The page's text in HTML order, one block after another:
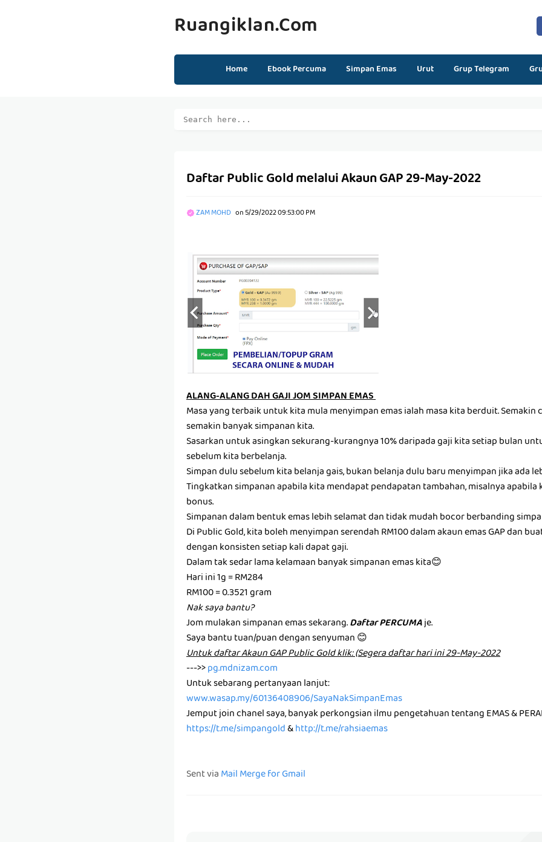
Ruangiklan.com
Home Ebook Percuma Simpan Emas Urut Grup Telegram
Daftar Public Gold melalui Akaun GAP 29-May-2022
ZAM MOHD on5/29/2022 09:53:00 PM
ALANG-ALANG DAH GAJI JOM SIMPAN EMAS
Masa yang terbaik untuk kita mula menyimpan emas ialah masa kita berduit. Semakin
semakin banyak simpanan kita.
Sasarkan untuk asingkan sekurang-kurangnya 10% daripada gaji kita setiap bulan
sebelum kita berbelanja.
Simpan dulu sebelum kita belanja gais, bukan belanja dulu baru menyimpan jika ada
Tingkatkan simpanan apabila kita mendapat pendapatan tambahan, misalnya apabila
bonus.
Simpanan dalam bentuk emas lebih selamat dan tidak mudah bocor berbanding
Di Public Gold, kita boleh menyimpan serendah RM100 dalam akaun emas GAP dan
dengan konsisten setiap kali dapat gaji.
Dalam tak sedar lama kelamaan banyak simpanan emas kita😊
Hari ini 1g = RM284
RM100 = 0.3521 gram
Nak saya bantu?
Jom mulakan simpanan emas sekarang.Daftar PERCUMAje.
Saya bantu tuan/puan dengan senyuman 😊
U͏n͏t͏u͏k͏ d͏a͏f͏t͏a͏r͏ A͏k͏a͏u͏n͏ G͏A͏P͏ P͏u͏b͏l͏i͏c͏ G͏o͏l͏d͏ k͏l͏i͏k͏: (Segera daftar hari ini 29-May-2022
--->>pg.mdnizam.com
Untuk sebarang pertanyaan lanjut:
www.wasap.my/60136408906/SayaNakSimpanEmas
Jemput join chanel saya, banyak perkongsian ilmu pengetahuan tentang EMAS &
https://t.me/simpangold&http://t.me/rahsiaemas
Sent viaMail Merge for Gmail